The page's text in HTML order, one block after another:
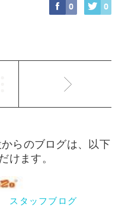
0 0
らのブログは、以下
けます。
スタッフブログ